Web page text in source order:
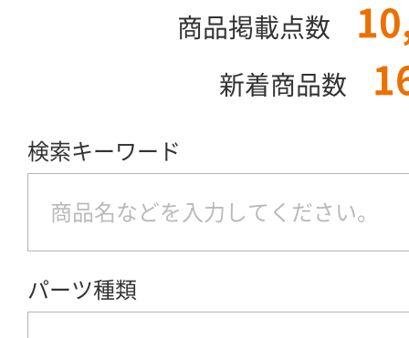
商品掲載点数
新着商品数
検索キーワード
パーツ種類